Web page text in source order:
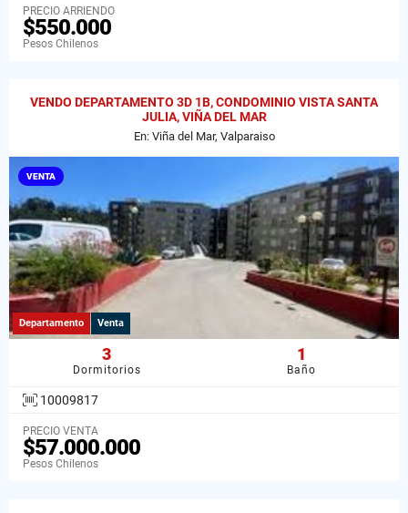
PRECIO ARRIENDO
$550.000
Pesos Chilenos
VENDO DEPARTAMENTO 3D 1B, CONDOMINIO VISTA SANTA
JULIA, VIÑA DEL MAR
En: Viña del Mar, Valparaiso
VENTA
Departamento Venta
3
Dormitorios
1
Baño
10009817
PRECIO VENTA
$57.000.000
Pesos Chilenos